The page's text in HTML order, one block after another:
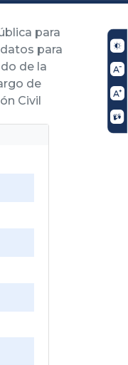
para
para
de la
de
Civil